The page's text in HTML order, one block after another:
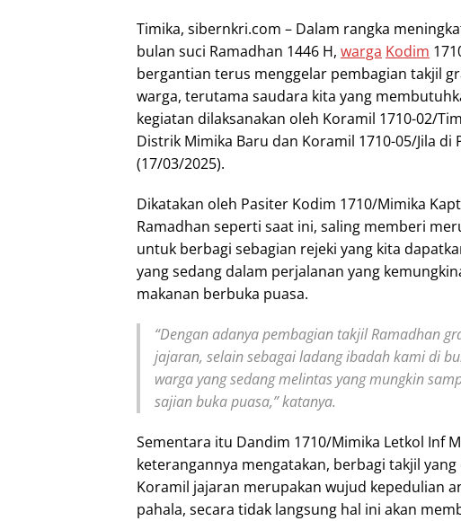
Timika, sibernkri.com – Dalam rangka
bulan suci Ramadhan 1446 H, warga Kodim
bergantian terus menggelar pembagian takjil
warga, terutama saudara kita yang
kegiatan dilaksanakan oleh Koramil 1710-02/
Distrik Mimika Baru dan Koramil 1710-05/Jila di
(17/03/2025).
Dikatakan oleh Pasiter Kodim 1710/Mimika
Ramadhan seperti saat ini, saling memberi
untuk berbagi sebagian rejeki yang kita
yang sedang dalam perjalanan yang
makanan berbuka puasa.
“Dengan adanya pembagian takjil Ramadhan
jajaran, selain sebagai ladang ibadah kami di
warga yang sedang melintas yang mungkin
sajian buka puasa,” katanya.
Sementara itu Dandim 1710/Mimika Letkol Inf
keterangannya mengatakan, berbagi takjil
Koramil jajaran merupakan wujud kepedulian
pahala, secara tidak langsung hal ini akan